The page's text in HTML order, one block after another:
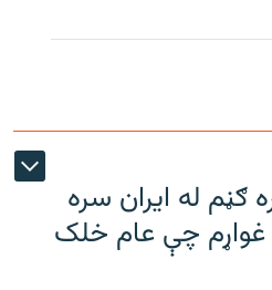
له ایران سره
غواړم چې عام خلک